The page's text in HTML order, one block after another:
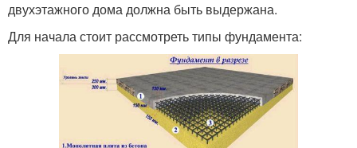
двухэтажного дома должна быть выдержана.
Для начала стоит рассмотреть типы фундамента: